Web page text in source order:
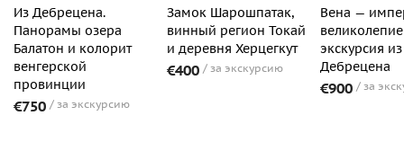
Из Дебрецена.
Панорамы озера
Балатон и колорит
венгерской
провинции
€750 за экскурсию
Замок Шарошпатак,
винный регион Токай
и деревня Херцегкут
€400 за экскурсию
Вена —
экскурсия из
Дебрецена
€900 за